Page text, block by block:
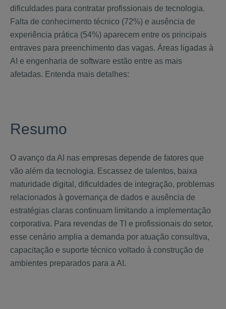
dificuldades para contratar profissionais de tecnologia.
Falta de conhecimento técnico (72%) e ausência de
experiência prática (54%) aparecem entre os principais
entraves para preenchimento das vagas. Áreas ligadas à
AI e engenharia de software estão entre as mais
afetadas. Entenda mais detalhes:
Resumo
O avanço da AI nas empresas depende de fatores que
vão além da tecnologia. Escassez de talentos, baixa
maturidade digital, dificuldades de integração, problemas
relacionados à governança de dados e ausência de
estratégias claras continuam limitando a implementação
corporativa. Para revendas de TI e profissionais do setor,
esse cenário amplia a demanda por atuação consultiva,
capacitação e suporte técnico voltado à construção de
ambientes preparados para a AI.